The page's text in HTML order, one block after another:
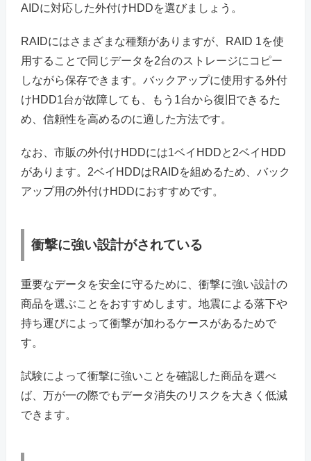
AIDに対応した外付けHDDを選びましょう。
RAIDにはさまざまな種類がありますが、RAID 1を使
用することで同じデータを2台のストレージにコピー
しながら保存できます。バックアップに使用する外付
けHDD1台が故障しても、もう1台から復旧できるた
め、信頼性を高めるのに適した方法です。
なお、市販の外付けHDDには1ベイHDDと2ベイHDD
があります。2ベイHDDはRAIDを組めるため、バック
アップ用の外付けHDDにおすすめです。
衝撃に強い設計がされている
重要なデータを安全に守るために、衝撃に強い設計の
商品を選ぶことをおすすめします。地震による落下や
持ち運びによって衝撃が加わるケースがあるためで
す。
試験によって衝撃に強いことを確認した商品を選べ
ば、万が一の際でもデータ消失のリスクを大きく低減
できます。